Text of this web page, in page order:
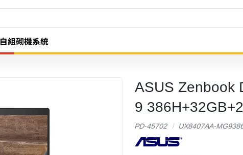
自組砌機系統
ASUS Zenbook
9
PD-45702 UX8407AA-